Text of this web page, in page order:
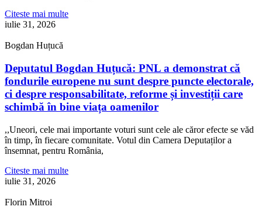
Citeste mai multe
iulie 31, 2026
Bogdan Huțucă
Deputatul Bogdan Huțucă: PNL a demonstrat că
fondurile europene nu sunt despre puncte electorale,
ci despre responsabilitate, reforme și investiții care
schimbă în bine viața oamenilor
,,Uneori, cele mai importante voturi sunt cele ale căror efecte se văd
în timp, în fiecare comunitate. Votul din Camera Deputaților a
însemnat, pentru România,
Citeste mai multe
iulie 31, 2026
Florin Mitroi